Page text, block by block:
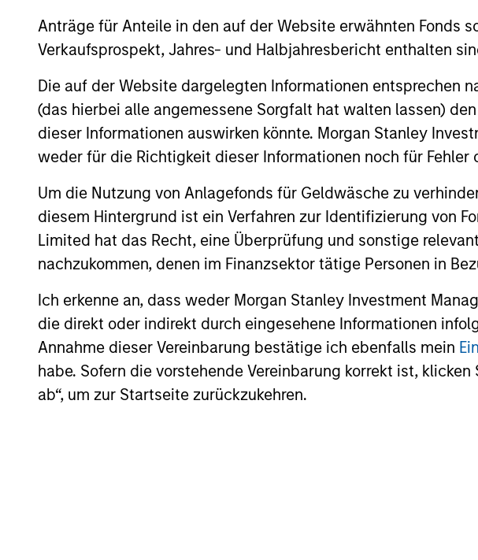
Anträge für Anteile in den auf der Website erwähnten Fonds
Verkaufsprospekt, Jahres- und Halbjahresbericht enthalten
Die auf der Website dargelegten Informationen entsprechen
(das hierbei alle angemessene Sorgfalt hat walten lassen)
dieser Informationen auswirken könnte. Morgan Stanley
weder für die Richtigkeit dieser Informationen noch für Fehler
Um die Nutzung von Anlagefonds für Geldwäsche zu
diesem Hintergrund ist ein Verfahren zur Identifizierung von
Limited hat das Recht, eine Überprüfung und sonstige
nachzukommen, denen im Finanzsektor tätige Personen in
Ich erkenne an, dass weder Morgan Stanley Investment
die direkt oder indirekt durch eingesehene Informationen
Annahme dieser Vereinbarung bestätige ich ebenfalls mein
habe. Sofern die vorstehende Vereinbarung korrekt ist,
ab“, um zur Startseite zurückzukehren.
Global Flexible
Income
Strategy
Invests using an
goal of constructing a
capture positive
Team Insights
ARTICLE ARTICLE